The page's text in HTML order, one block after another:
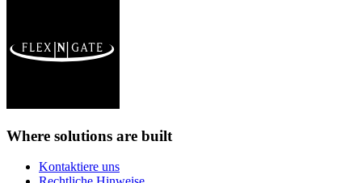
Where solutions are built
Kontaktiere uns